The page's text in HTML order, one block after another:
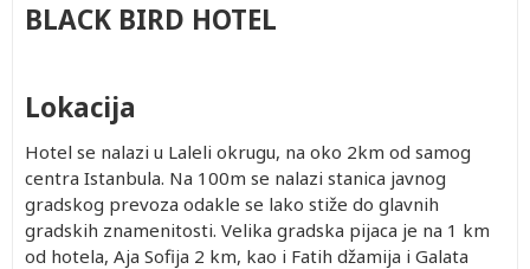
BLACK BIRD HOTEL
Lokacija
Hotel se nalazi u Laleli okrugu, na oko 2km od samog
centra Istanbula. Na 100m se nalazi stanica javnog
gradskog prevoza odakle se lako stiže do glavnih
gradskih znamenitosti. Velika gradska pijaca je na 1 km
od hotela, Aja Sofija 2 km, kao i Fatih džamija i Galata